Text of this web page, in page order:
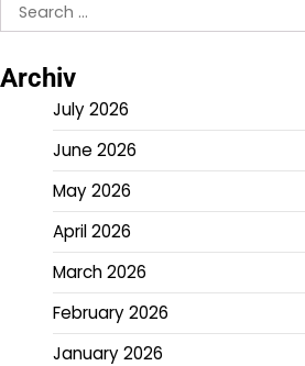
for:
Archiv
July 2026
June 2026
May 2026
April 2026
March 2026
February 2026
January 2026